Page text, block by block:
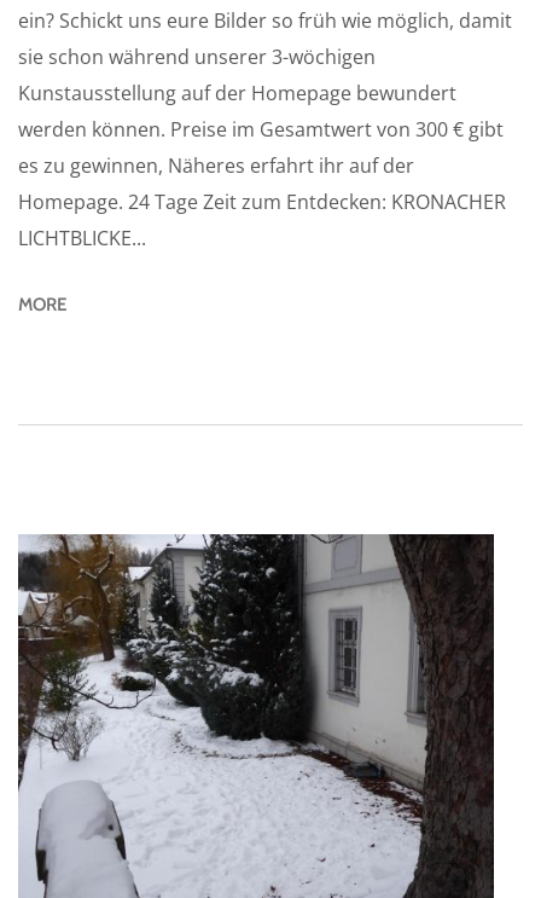
ein? Schickt uns eure Bilder so früh wie möglich, damit
sie schon während unserer 3-wöchigen
Kunstausstellung auf der Homepage bewundert
werden können. Preise im Gesamtwert von 300 € gibt
es zu gewinnen, Näheres erfahrt ihr auf der
Homepage. 24 Tage Zeit zum Entdecken: KRONACHER
LICHTBLICKE...
MORE